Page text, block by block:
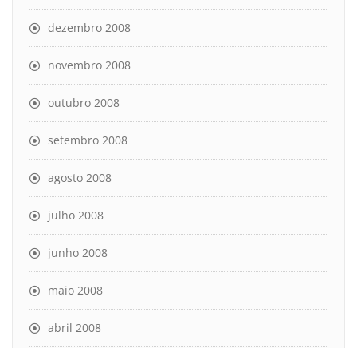
dezembro 2008
novembro 2008
outubro 2008
setembro 2008
agosto 2008
julho 2008
junho 2008
maio 2008
abril 2008